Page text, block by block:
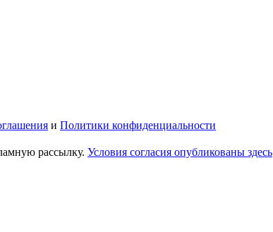
и Политики конфиденциальности
рассылку. Условия согласия опубликованы здесь